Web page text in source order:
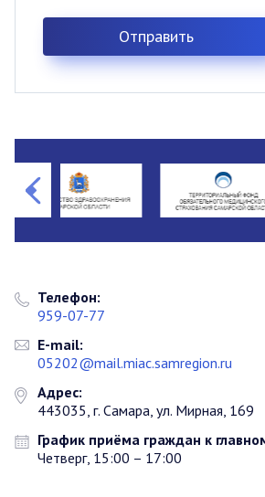
Телефон:
959-07-77
E-mail:
05202@mail.miac.samregion.ru
Адрес:
443035, г. Самара, ул. Мирная, 169
График приёма граждан к
Четверг, 15:00 – 17:00